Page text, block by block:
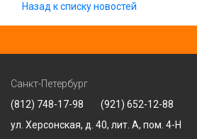
Назад к списку новостей
Санкт-Петербург
(812) 748-17-98
(921) 652-12-88
ул. Херсонская, д. 40, лит. А, пом. 4-Н